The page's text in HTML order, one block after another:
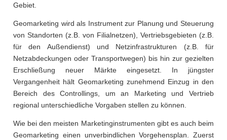
Gebiet.
Geomarketing wird als Instrument zur Planung und Steuerung
von Standorten (z.B. von Filialnetzen), Vertriebsgebieten (z.B.
für den Außendienst) und Netzinfrastrukturen (z.B. für
Netzabdeckungen oder Transportwegen) bis hin zur gezielten
Erschließung neuer Märkte eingesetzt. In jüngster
Vergangenheit hält Geomarketing zunehmend Einzug in den
Bereich des Controllings, um an Marketing und Vertrieb
regional unterschiedliche Vorgaben stellen zu können.
Wie bei den meisten Marketinginstrumenten gibt es auch beim
Geomarketing einen unverbindlichen Vorgehensplan. Zuerst